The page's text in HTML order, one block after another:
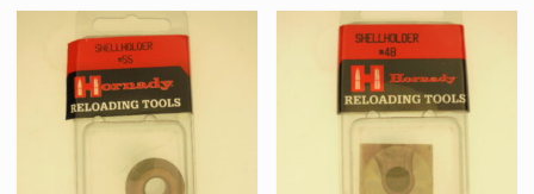
au
plus
ancien